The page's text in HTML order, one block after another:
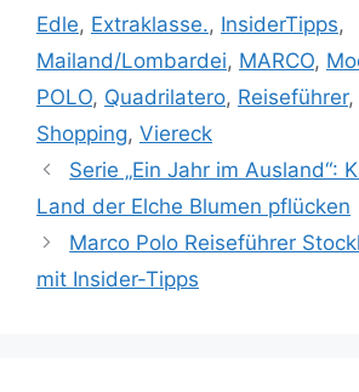
Edle, Extraklasse., InsiderTipps,
Mailand/Lombardei, MARCO,
POLO, Quadrilatero, Reiseführer,
Shopping, Viereck
Serie „Ein Jahr im Ausland“:
Land der Elche Blumen pflücken
Marco Polo Reiseführer
mit Insider-Tipps